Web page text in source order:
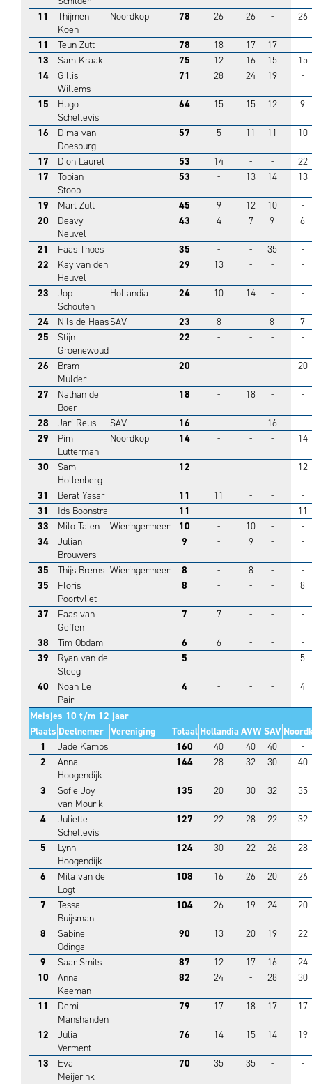
11
Thijmen
Koen
Noordkop 78 26 26 - 26
11 Teun Zutt 78 18 17 17
-
13
Sam Kraak 75 12 16 15
15
14
Gillis
Willems
71 28 24 19 -
15
Hugo
Schellevis
64 15 15 12 9
16
Dima van
Doesburg
57 5 11 11 10
17 Dion Lauret 53 14 - -
22
17
Tobian
Stoop
53 - 13 14 13
19 Mart Zutt 45 9 12 10
-
20
Deavy
Neuvel
43 4 7 9 6
21 Faas Thoes 35 - - 35
-
22
Kay van den
Heuvel
29 13 - - -
23
Jop
Schouten
Hollandia 24 10 14 - -
24 Nils de HaasSAV 23 8 - 8
7
25
Stijn
Groenewoud
22 - - - -
26
Bram
Mulder
20 - - - 20
27
Nathan de
Boer
18 - 18 - -
28 Jari Reus SAV 16 - - 16
-
29
Pim
Lutterman
Noordkop 14 - - - 14
30
Sam
Hollenberg
12 - - - 12
31 Berat Yasar 11 11 - -
-
31
Ids Boonstra 11 - - -
11
33
Milo Talen Wieringermeer 10 - 10 -
-
34
Julian
Brouwers
9 - 9 - -
35 Thijs Brems Wieringermeer 8 - 8 -
-
35
Floris
Poortvliet
8 - - - 8
37
Faas van
Geffen
7 7 - - -
38 Tim Obdam 6 6 - -
-
39
Ryan van de
Steeg
5 - - - 5
40
Noah Le
Pair
4 - - - 4
Meisjes 10 t/m 12 jaar
Plaats Deelnemer Vereniging Totaal Hollandia AVWSAV
1
Jade Kamps 160 40 40 40
-
2
Anna
Hoogendijk
144 28 32 30 40
3
Sofie Joy
van Mourik
135 20 30 32 35
4
Juliette
Schellevis
127 22 28 22 32
5
Lynn
Hoogendijk
124 30 22 26 28
6
Mila van de
Logt
108 16 26 20 26
7
Tessa
Buijsman
104 26 19 24 20
8
Sabine
Odinga
90 13 20 19 22
9 Saar Smits 87 12 17 16
24
10
Anna
Keeman
82 24 - 28 30
11
Demi
Manshanden
79 17 18 17 17
12
Julia
Verment
76 14 15 14 19
13
Eva
Meijerink
70 35 35 - -